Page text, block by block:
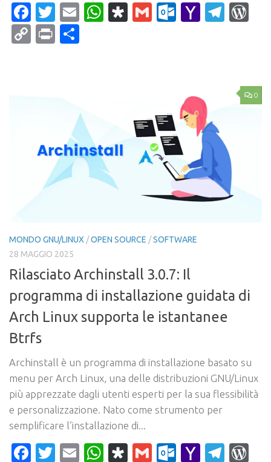
Facebook
Twitter
EmailWhatsApp
Diaspora
Gmail Yahoo
CopyPrint
0
MONDO GNU/LINUX /OPEN SOURCE /SOFTWARE
28 MAGGIO 2025
Rilasciato Archinstall 3.0.7: Il
programma di installazione guidata di
Arch Linux supporta le istantanee
Btrfs
Archinstall è un programma di installazione basato su
menu per Arch Linux, una delle distribuzioni GNU/Linux
più apprezzate dagli utenti esperti per la sua flessibilità
e personalizzazione. Nato come strumento per
semplificare l’installazione di...
Facebook
Twitter
EmailWhatsApp
Diaspora
Gmail Yahoo